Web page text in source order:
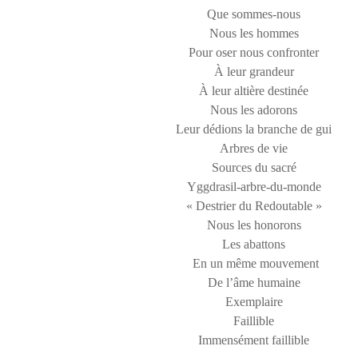
Que sommes-nous
Nous les hommes
Pour oser nous confronter
À leur grandeur
À leur altière destinée
Nous les adorons
Leur dédions la branche de gui
Arbres de vie
Sources du sacré
Yggdrasil-arbre-du-monde
« Destrier du Redoutable »
Nous les honorons
Les abattons
En un même mouvement
De l’âme humaine
Exemplaire
Faillible
Immensément faillible